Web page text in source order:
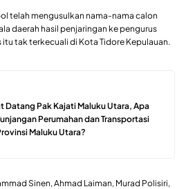
telah mengusulkan nama-nama calon
daerah hasil penjaringan ke pengurus
tak terkecuali di Kota Tidore Kepulauan.
Datang Pak Kajati Maluku Utara, Apa
Perumahan dan Transportasi
Maluku Utara?
Sinen, Ahmad Laiman, Murad Polisiri,